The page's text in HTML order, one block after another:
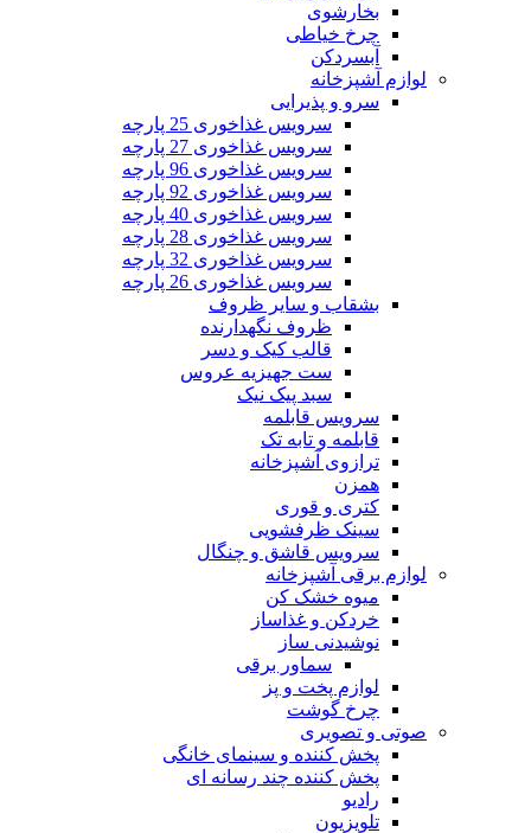
بخارشوی
چرخ خیاطی
آبسردکن
لوازم آشپزخانه
سرو و پذیرایی
سرویس غذاخوری 25 پارچه
سرویس غذاخوری 27 پارچه
سرویس غذاخوری 96 پارچه
سرویس غذاخوری 92 پارچه
سرویس غذاخوری 40 پارچه
سرویس غذاخوری 28 پارچه
سرویس غذاخوری 32 پارچه
سرویس غذاخوری 26 پارچه
بشقاب و سایر ظروف
ظروف نگهدارنده
قالب کیک و دسر
ست جهیزیه عروس
سبد پیک نیک
سرویس قابلمه
قابلمه و تابه تک
ترازوی آشپزخانه
همزن
کتری و قوری
سینک ظرفشویی
سرویس قاشق و چنگال
لوازم برقی آشپزخانه
میوه خشک کن
خردکن و غذاساز
نوشیدنی ساز
سماور برقی
لوازم پخت و پز
چرخ گوشت
صوتی و تصویری
پخش کننده و سینمای خانگی
پخش کننده چند رسانه ای
رادیو
تلویزیون